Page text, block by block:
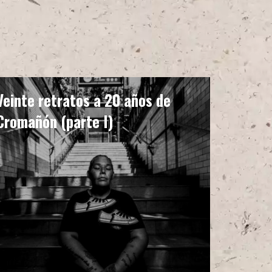
en un
canciones de
retratos a 20 años de
(parte I)